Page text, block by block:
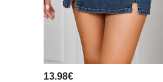
13.98€